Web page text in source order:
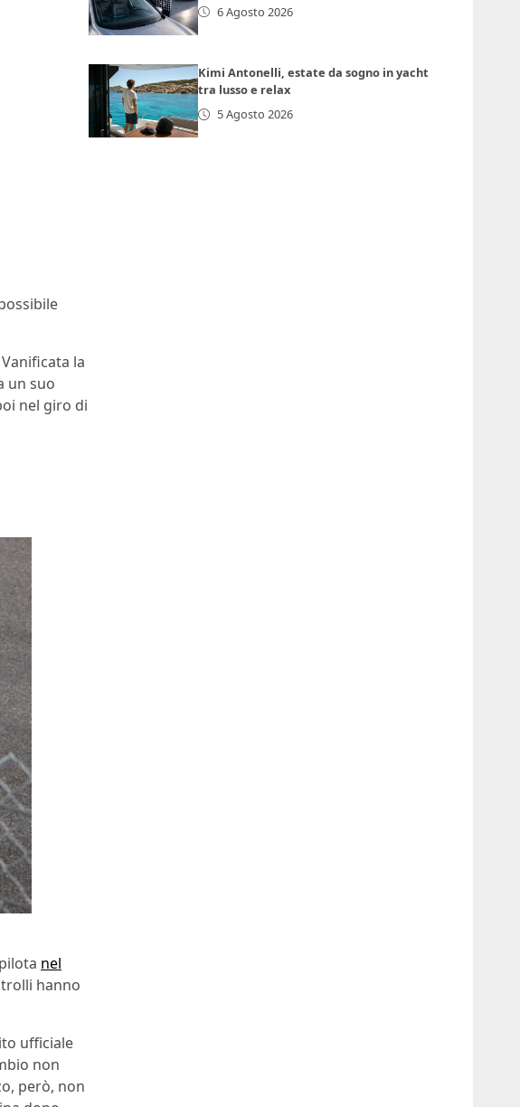
la
un suo
nel giro di
nel
hanno
ufficiale
non
però, non
6 Agosto 2026
Kimi Antonelli, estate da sogno in yacht
tra lusso e relax
5 Agosto 2026